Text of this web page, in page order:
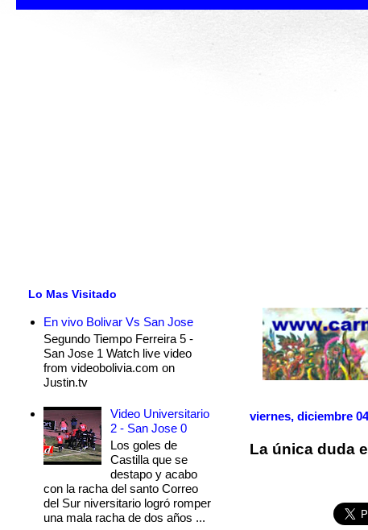
viernes, diciembre
La única duda
Lo Mas Visitado
En vivo Bolivar Vs San Jose
Segundo Tiempo Ferreira 5 -
San Jose 1 Watch live video
from videobolivia.com on
Justin.tv
Video Universitario
2 - San Jose 0
Los goles de
Castilla que se
destapo y acabo
con la racha del santo Correo
del Sur niversitario logró romper
una mala racha de dos años ...